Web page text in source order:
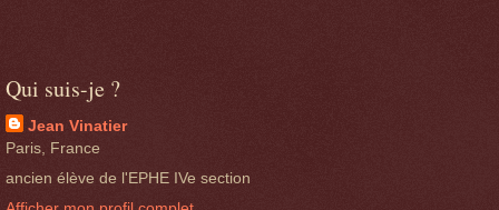
Qui suis-je ?
Jean Vinatier
Paris, France
ancien élève de l'EPHE IVe section